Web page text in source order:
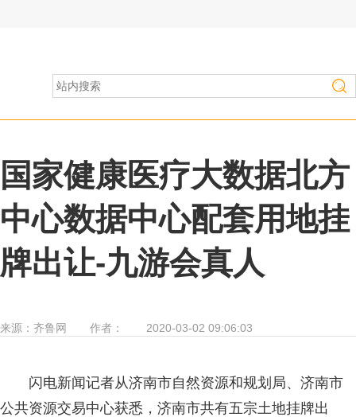
国家健康医疗大数据北方
中心数据中心配套用地挂
牌出让-九游会真人
来源： 齐鲁网 作者： 2020-03-02 09:06:03
闪电新闻记者从济南市自然资源和规划局、济南市
公共资源交易中心获悉，济南市共有五宗土地挂牌出